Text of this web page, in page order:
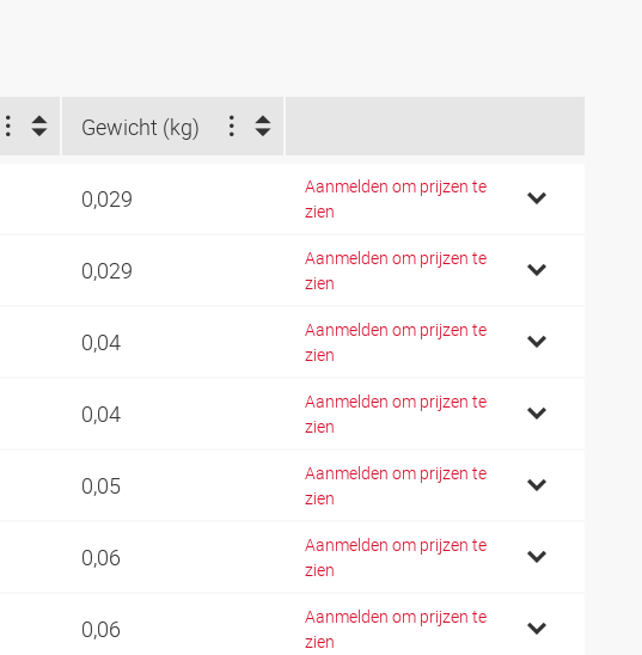
Gewicht (kg)
0,029
Aanmelden om prijzen te
zien
0,029
Aanmelden om prijzen te
zien
0,04
Aanmelden om prijzen te
zien
0,04
Aanmelden om prijzen te
zien
0,05
Aanmelden om prijzen te
zien
0,06
Aanmelden om prijzen te
zien
0,06
Aanmelden om prijzen te
zien